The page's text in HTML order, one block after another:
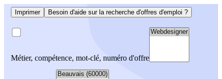
Imprimer Besoin d'aide sur la recherche d'offres d'emploi ?
Métier, compétence, mot-clé, numéro d'offre